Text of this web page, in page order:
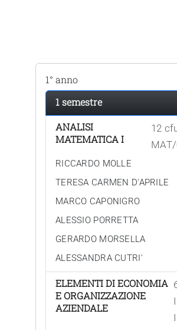
1° anno
1 semestre
ANALISI
MATEMATICA I
12
RICCARDO MOLLE
TERESA CARMEN D'APRILE
MARCO CAPONIGRO
ALESSIO PORRETTA
GERARDO MORSELLA
ALESSANDRA CUTRI'
ELEMENTI DI ECONOMIA
E ORGANIZZAZIONE
AZIENDALE